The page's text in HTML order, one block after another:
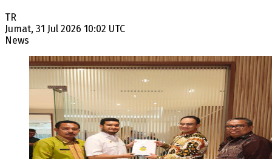
TR
Jumat, 31 Jul 2026 10:02 UTC
News